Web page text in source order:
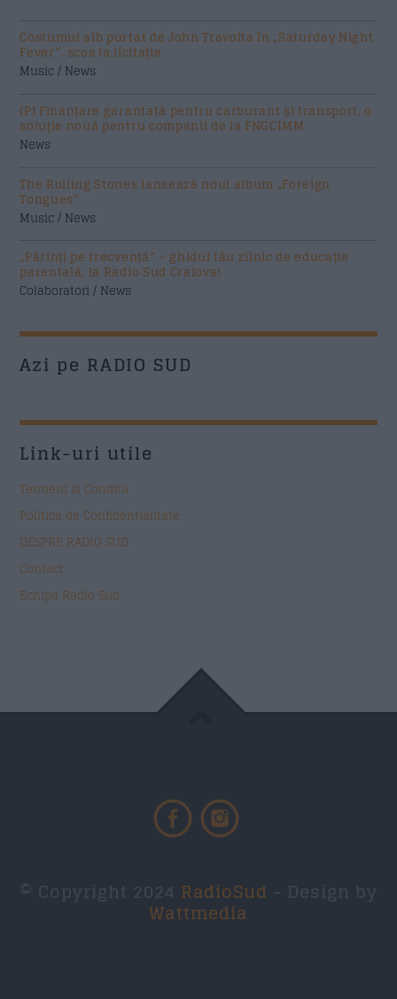
Costumul alb purtat de John Travolta în „Saturday Night
Fever”, scos la licitație
Music / News
(P) Finanțare garantată pentru carburant și transport, o
soluție nouă pentru companii de la FNGCIMM
News
The Rolling Stones lansează noul album „Foreign
Tongues”
Music / News
„Părinți pe frecvență” – ghidul tău zilnic de educație
parentală, la Radio Sud Craiova!
Colaboratori / News
Azi pe RADIO SUD
Link-uri utile
Termeni si Conditii
Politica de Confidentialitate
DESPRE RADIO SUD
Contact
Echipa Radio Sud
RadioSud
Wattmedia